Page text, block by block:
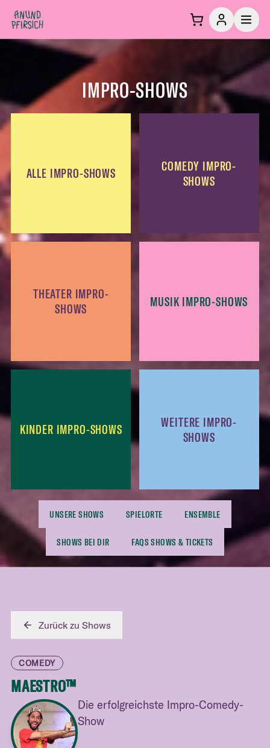
Zum Inhalt springen
IMPRO-SHOWS
ALLE IMPRO-SHOWS
COMEDY IMPRO-
SHOWS
THEATER IMPRO-
SHOWS
MUSIK IMPRO-SHOWS
KINDER IMPRO-SHOWS
WEITERE IMPRO-
SHOWS
UNSERE SHOWS SPIELORTE ENSEMBLE
SHOWS BEI DIR FAQS SHOWS & TICKETS
Zurück zu Shows
COMEDY
MAESTRO™
Die erfolgreichste Impro-Comedy-
Show